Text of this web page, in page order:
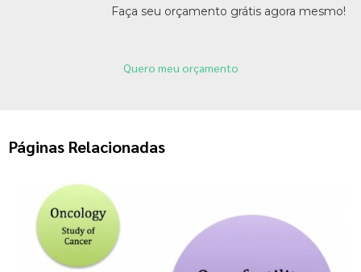
Faça seu orçamento grátis agora mesmo!
Quero meu orçamento
Páginas Relacionadas